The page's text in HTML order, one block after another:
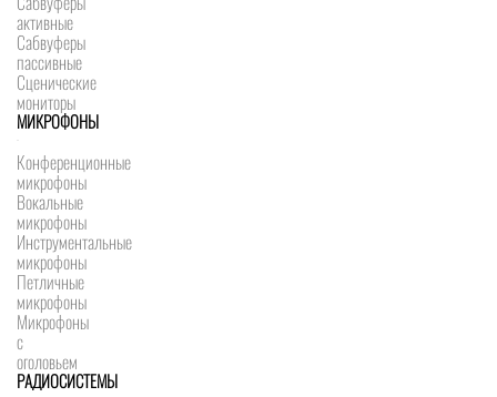
активные
Сабвуферы
пассивные
Сценические
мониторы
МИКРОФОНЫ
Конференционные
микрофоны
Вокальные
микрофоны
Инструментальные
микрофоны
Петличные
микрофоны
Микрофоны
с
оголовьем
РАДИОСИСТЕМЫ